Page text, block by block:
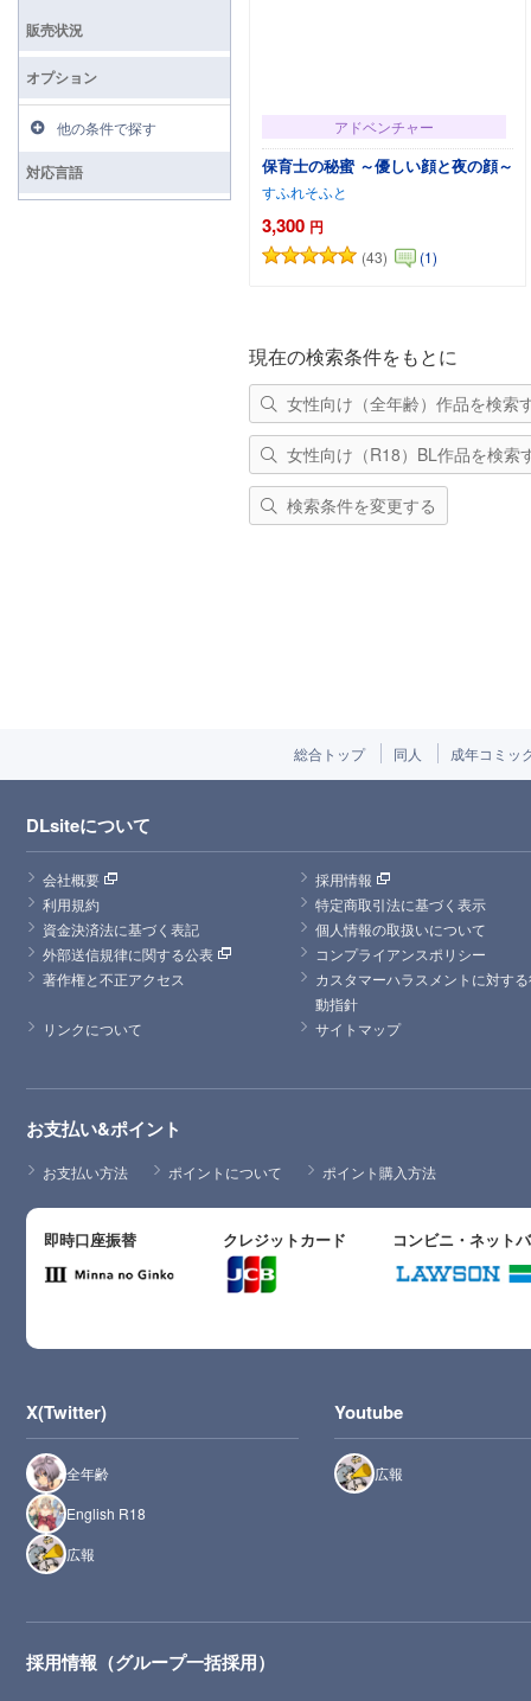
アドベンチャー
保育士の秘蜜 ～優しい顔と夜の顔～
すふれそふと
3,300 円
(43) (1)
カートに追加
現在の検索条件をもとに
女性向け（全年齢）作品を検索
女性向け（R18）BL作品を検索
検索条件を変更する
販売状況
オプション
他の条件で探す
対応言語
総合トップ 同人 成年コミッ
DLsiteについて
会社概要
採用情報
利用規約
特定商取引法に基づく表示
資金決済法に基づく表記
個人情報の取扱いについて
外部送信規律に関する公表
コンプライアンスポリシー
著作権と不正アクセス
カスタマーハラスメントに対す
動指針
リンクについて
サイトマップ
お支払い&ポイント
お支払い方法 ポイントについて ポイント購入方法
即時口座振替 クレジットカード コンビニ・ネット
X(Twitter)
全年齢
English R18
広報
Youtube
広報
採用情報（グループ一括採用）